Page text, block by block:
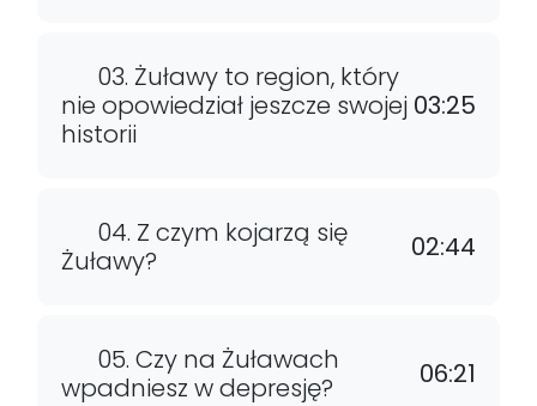
03. Żuławy to region, który
nie opowiedział jeszcze swojej
historii
03:25
04. Z czym kojarzą się
Żuławy?
02:44
05. Czy na Żuławach
wpadniesz w depresję?
06:21